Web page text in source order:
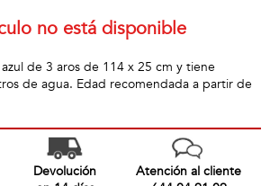
no está disponible
de 3 aros de 114 x 25 cm y tiene
de agua. Edad recomendada a partir de
Devolución
Atención al cliente